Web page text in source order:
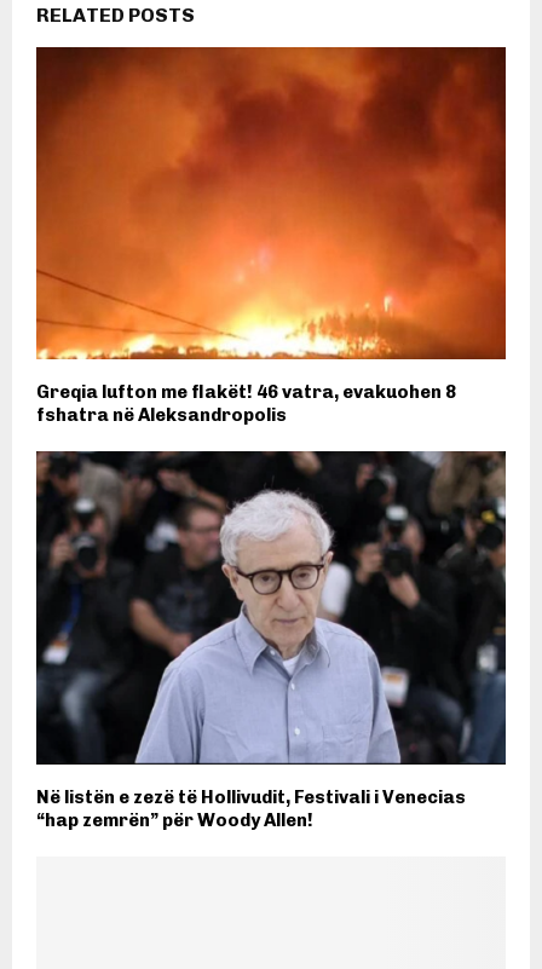
RELATED POSTS
Greqia lufton me flakët! 46 vatra, evakuohen 8
fshatra në Aleksandropolis
Në listën e zezë të Hollivudit, Festivali i Venecias
“hap zemrën” për Woody Allen!